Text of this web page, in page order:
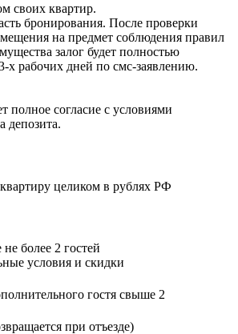
своих квартир.
бронирования. После проверки
на предмет соблюдения правил
залог будет полностью
х рабочих дней по смс-заявлению.
полное согласие с условиями
депозита.
целиком в рублях РФ
более 2 гостей
условия и скидки
гостя свыше 2
при отъезде)